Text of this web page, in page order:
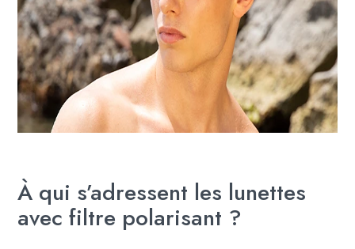
À qui s’adressent les lunettes
avec filtre polarisant ?